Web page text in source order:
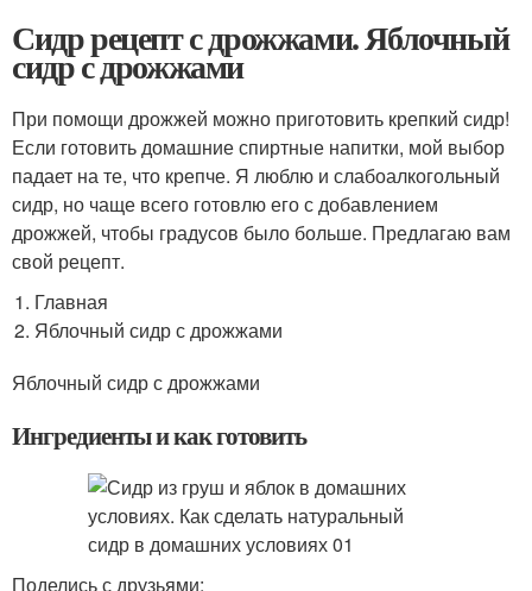
Сидр рецепт с дрожжами. Яблочный
сидр с дрожжами
При помощи дрожжей можно приготовить крепкий сидр!
Если готовить домашние спиртные напитки, мой выбор
падает на те, что крепче. Я люблю и слабоалкогольный
сидр, но чаще всего готовлю его с добавлением
дрожжей, чтобы градусов было больше. Предлагаю вам
свой рецепт.
Главная
Яблочный сидр с дрожжами
Яблочный сидр с дрожжами
Ингредиенты и как готовить
Поделись с друзьями: